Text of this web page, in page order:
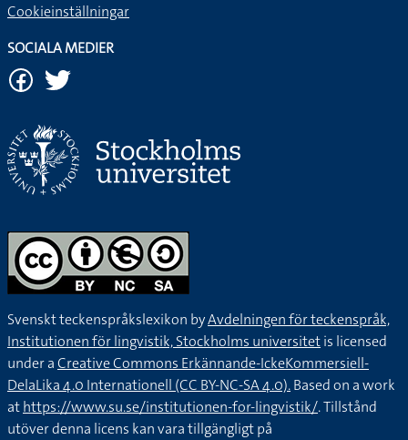
Cookieinställningar
SOCIALA MEDIER
Svenskt teckenspråkslexikon byAvdelningen för teckenspråk,
Institutionen för lingvistik, Stockholms universitetis licensed
under aCreative Commons Erkännande-IckeKommersiell-
DelaLika 4.0 Internationell (CC BY-NC-SA 4.0).Based on a work
athttps://www.su.se/institutionen-for-lingvistik/. Tillstånd
utöver denna licens kan vara tillgängligt på